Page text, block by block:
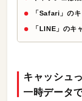
「Safari」の
「LINE」のキ
キャッシュ
一時データ